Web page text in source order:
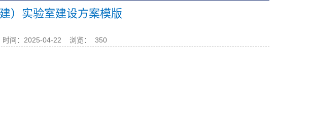
）实验室建设方案模版
时间：2025-04-22 浏览： 350